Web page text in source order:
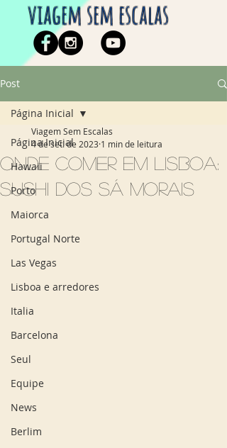
viagem sem escalas
Post
Página Inicial
Hawaii
Porto
Maiorca
Portugal Norte
Las Vegas
Lisboa e arredores
Italia
Barcelona
Seul
Equipe
News
Berlim
Página Inicial
Onde comer em Lisboa:
Sushi dos Sá Morais
Viagem Sem Escalas
4 de set. de 2023 1 min de leitura